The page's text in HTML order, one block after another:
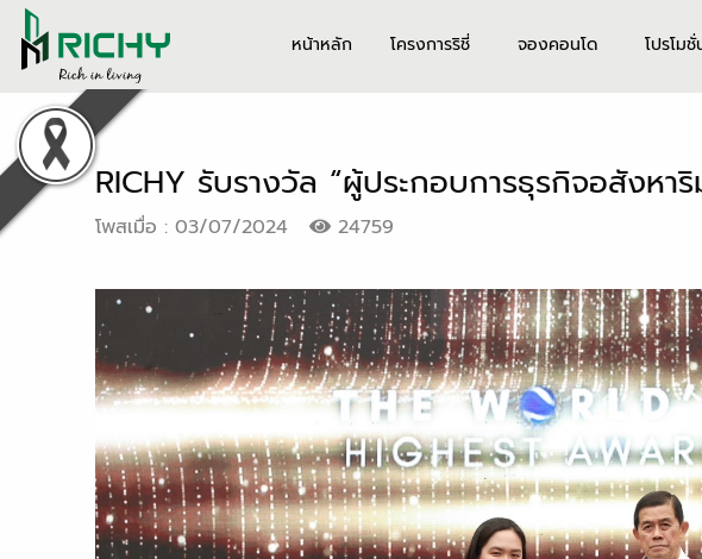
หน้าหลัก โครงการริชี่ จองคอนโด โปรโมชั่
RICHY รับรางวัล “ผู้ประกอบการธุรกิจอสังหา
โพสเมื่อ : 03/07/2024 24759